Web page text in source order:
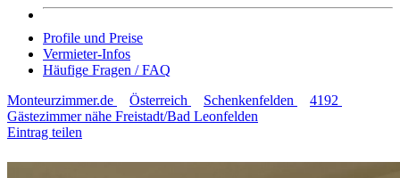
Profile und Preise
Vermieter-Infos
Häufige Fragen / FAQ
Monteurzimmer.de
Österreich Schenkenfelden
4192
Gästezimmer nähe Freistadt/Bad Leonfelden
Eintrag teilen